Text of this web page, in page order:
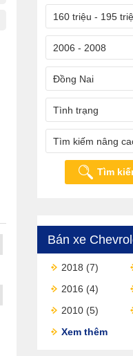
160 triệu - 195
2006 - 2008
Đồng Nai
Tình trạng
Tìm kiếm nâng
Tìm
2018 (7)
2016 (4)
2010 (5)
Xem thêm